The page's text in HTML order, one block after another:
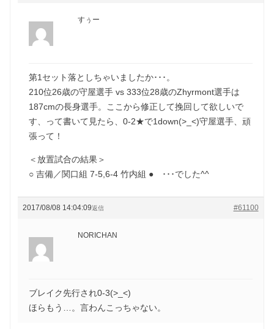
すぅー
第1セット落としちゃいましたか･･･。
210位26歳の守屋選手 vs 333位28歳のZhyrmont選手は
187cmの長身選手。ここから修正して挽回して欲しいで
す、って書いて見たら、0-2★で1down(>_<)守屋選手、頑
張って！
＜放置試合の結果＞
○ 吉備／関口組 7-5,6-4 竹内組 ● ･･･でした^^
2017/08/08 14:04:09 #61100
返信
NORICHAN
ブレイク先行され0-3(>_<)
ほらもう…。言わんこっちゃない。